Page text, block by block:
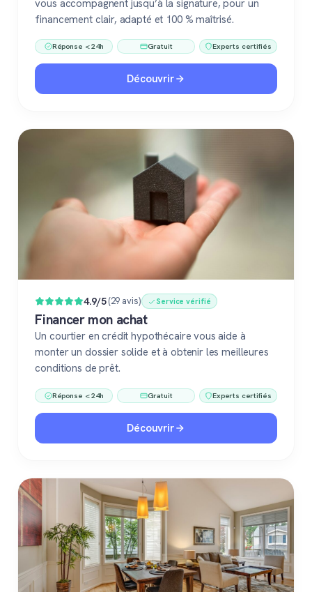
vous accompagnent jusqu’à la signature, pour un
financement clair, adapté et 100 % maîtrisé.
Réponse < 24h Gratuit Experts certifiés
Découvrir
4.9/5(29 avis) Service vérifié
Financer mon achat
Un courtier en crédit hypothécaire vous aide à
monter un dossier solide et à obtenir les meilleures
conditions de prêt.
Réponse < 24h Gratuit Experts certifiés
Découvrir